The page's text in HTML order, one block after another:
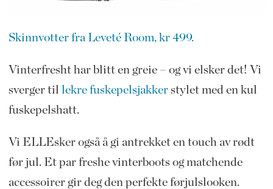
Skinnvotter fra Leveté Room, kr 499.
Vinterfresht har blitt en greie – og vi elsker det! Vi
sverger til lekre fuskepelsjakkerstylet med en kul
fuskepelshatt.
Vi ELLEsker også å gi antrekket en touch av rødt
før jul. Et par freshe vinterboots og matchende
accessoirer gir deg den perfekte førjulslooken.